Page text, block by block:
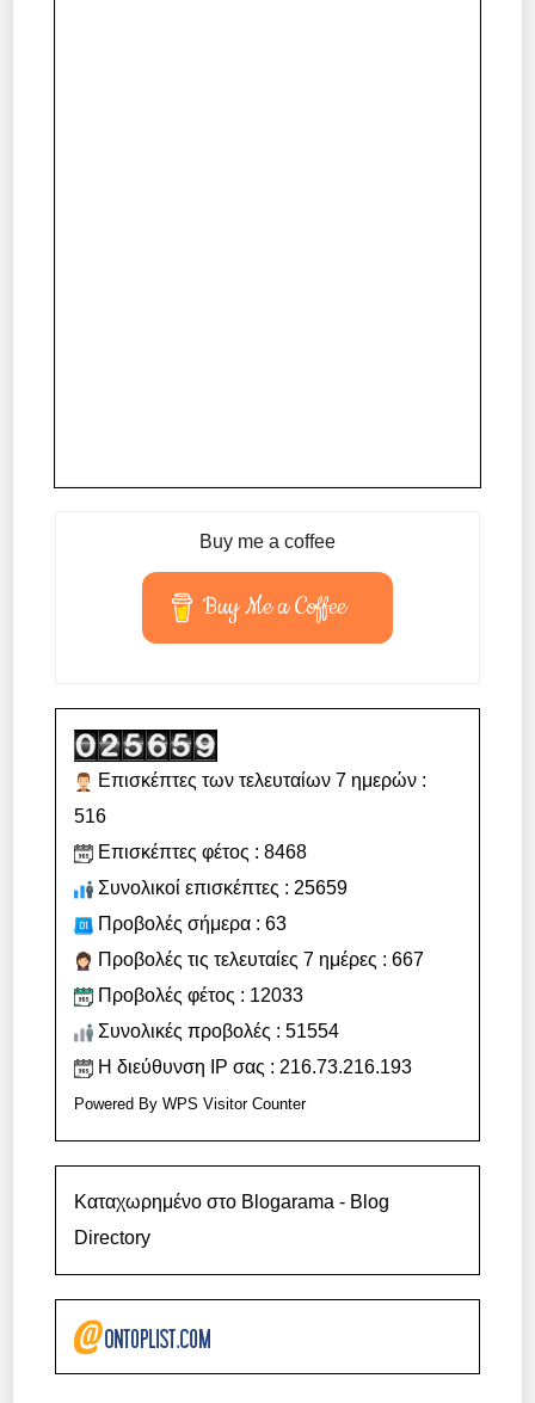
Buy me a coffee
Buy Me a Coffee
Επισκέπτες των τελευταίων 7 ημερών :
516
Επισκέπτες φέτος : 8468
Συνολικοί επισκέπτες : 25659
Προβολές σήμερα : 63
Προβολές τις τελευταίες 7 ημέρες : 667
Προβολές φέτος : 12033
Συνολικές προβολές : 51554
Η διεύθυνση IP σας : 216.73.216.193
Powered ByWPS Visitor Counter
Καταχωρημένο στο Blogarama - Blog
Directory